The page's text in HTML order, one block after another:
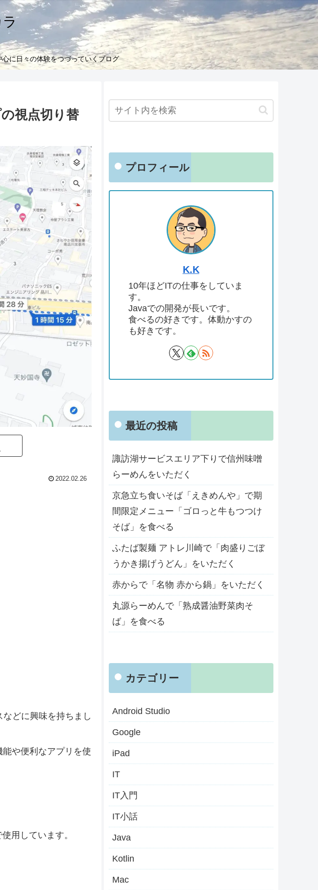
ラ
に日々の体験をつづっていくブログ
視点切り替
2022.02.26
どに興味を持ちまし
や便利なアプリを使
用しています。
プロフィール
K.K
10年ほどITの仕事をしていま
す。
Javaでの開発が長いです。
食べるの好きです。体動かすの
も好きです。
最近の投稿
諏訪湖サービスエリア下りで信州味噌
らーめんをいただく
京急立ち食いそば「えきめんや」で期
間限定メニュー「ゴロっと牛もつつけ
そば」を食べる
ふたば製麺 アトレ川崎で「肉盛りごぼ
うかき揚げうどん」をいただく
赤からで「名物 赤から鍋」をいただく
丸源らーめんで「熟成醤油野菜肉そ
ば」を食べる
カテゴリー
Android Studio
Google
iPad
IT
IT入門
IT小話
Java
Kotlin
Mac